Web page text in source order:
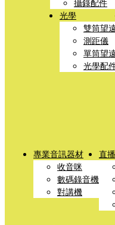
攝錄配件
光學
雙筒望
測距儀
單筒望
光學配
專業音訊器材
收音咪
數碼錄音機
對講機
直